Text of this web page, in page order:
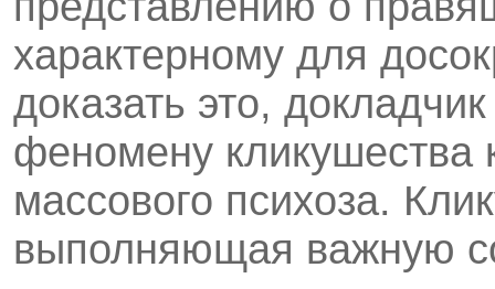
характерному для
доказать это,
феномену кликушества
массового психоза.
выполняющая важную